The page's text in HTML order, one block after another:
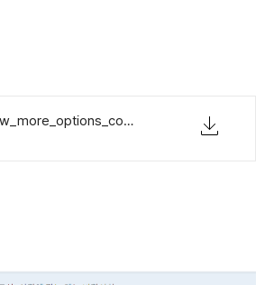
Disable_Show_more_options_context_menu.zip